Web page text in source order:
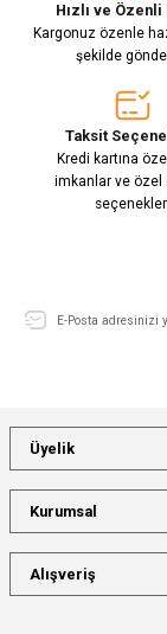
Hızlı ve
Kargonuz özenle
şekilde
Taksit
Kredi kartına
imkanlar ve özel
Üyelik
Kurumsal
Alışveriş